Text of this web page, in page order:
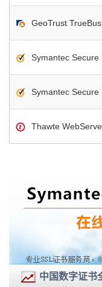
GeoTrust
Symantec Secure
Symantec Secure
Thawte
中国数字证书